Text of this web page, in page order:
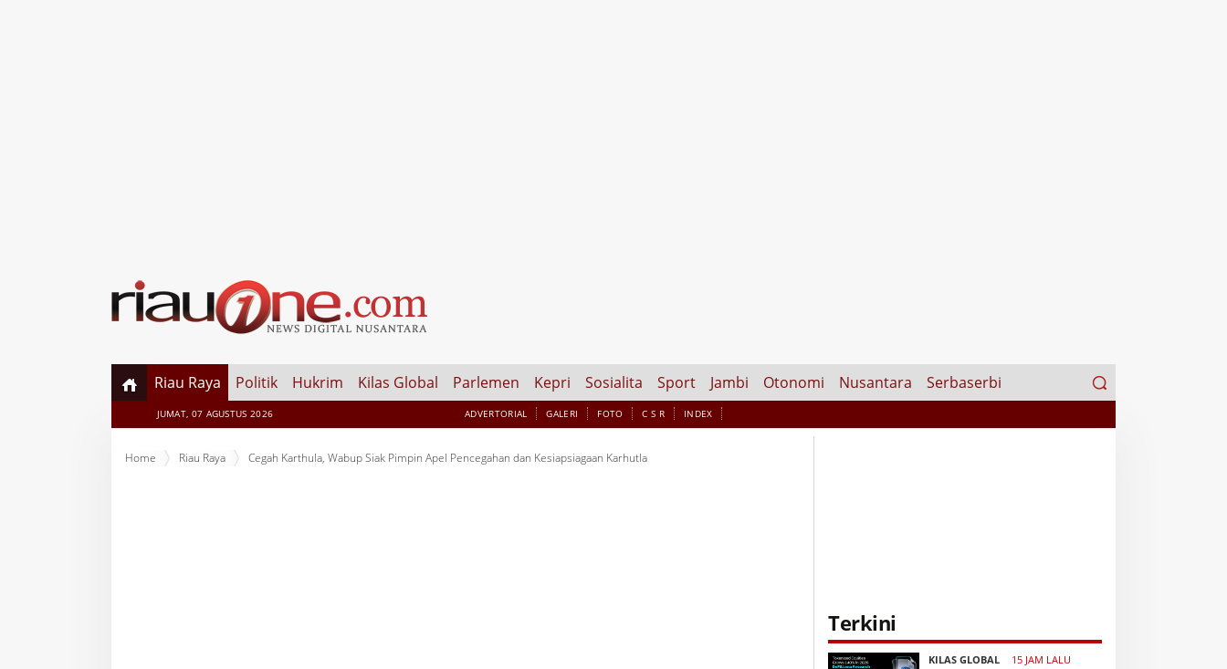
Riau Raya Politik Hukrim Kilas Global Parlemen Kepri Sosialita Sport Jambi Otonomi Nusantara Serbaserbi
Search
for:
JUMAT, 07 AGUSTUS 2026 ADVERTORIAL GALERI FOTO C S R INDEX
Home Riau Raya Cegah Karthula, Wabup Siak Pimpin Apel Pencegahan dan Kesiapsiagaan Karhutla
Terkini
KILAS GLOBAL 15 JAM LALU